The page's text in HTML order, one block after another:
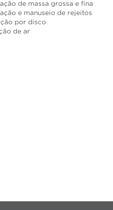
de massa grossa e fina
e manuseio de rejeitos
por disco
de ar